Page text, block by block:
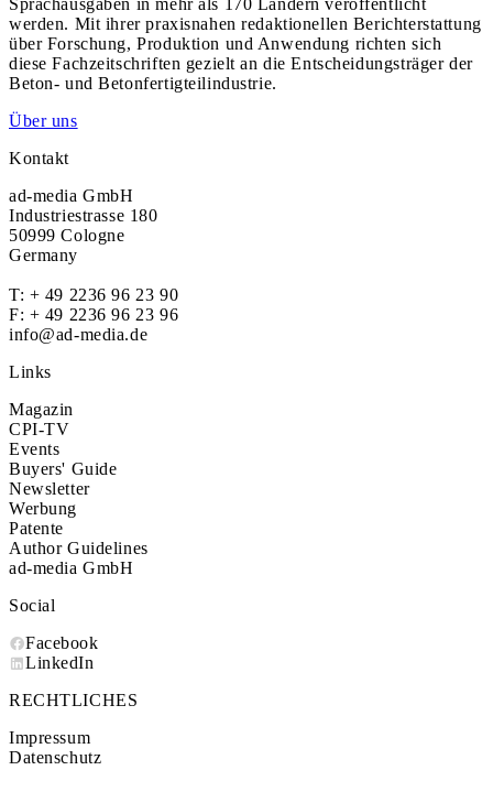
Sprachausgaben in mehr als 170 Ländern veröffentlicht
werden. Mit ihrer praxisnahen redaktionellen Berichterstattung
über Forschung, Produktion und Anwendung richten sich
diese Fachzeitschriften gezielt an die Entscheidungsträger der
Beton- und Betonfertigteilindustrie.
Über uns
Kontakt
ad-media GmbH
Industriestrasse 180
50999 Cologne
Germany
T: + 49 2236 96 23 90
F: + 49 2236 96 23 96
info@ad-media.de
Links
Magazin
CPI-TV
Events
Buyers' Guide
Newsletter
Werbung
Patente
Author Guidelines
ad-media GmbH
Social
Facebook
LinkedIn
RECHTLICHES
Impressum
Datenschutz